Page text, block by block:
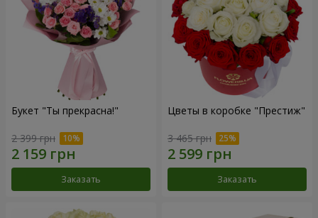
Букет "Ты прекрасна!"
2 399 грн
Заказать
Цветы в коробке "Престиж"
3 465 грн
Заказать